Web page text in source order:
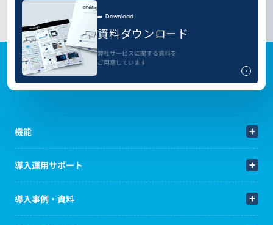
Download
資料ダウンロード
弊社サービスに関する資料を
ご用意しています
機能
導入運用サポート
導入事例・資料